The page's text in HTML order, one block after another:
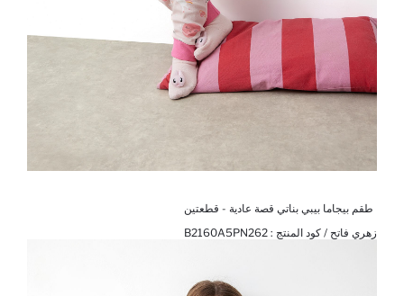
طقم بيجاما بيبي بناتي قصة عادية - قطعتين
زهري فاتح / كود المنتج : B2160A5PN262